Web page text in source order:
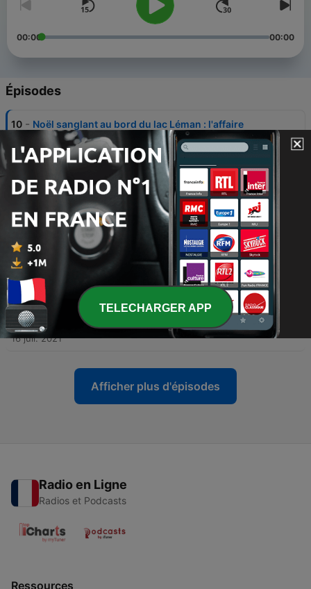
00:00 00:00
Épisodes
10 - Noël sanglant au bord du lac Léman : l'affaire
Légeret
16 juil. 2021
9 - Mystérieuse agression : l'affaire Sylvie Darcy
16 juil. 2021
8 - Teknival mortel en Bretagne : l'affaire Mathilde
Croguennec
16 juil. 2021
- Massacres pour un faux trésor : l'affaire Troadec
16 juil. 2021
6 - Richesse mortelle : l'affaire Jean-Jacques Lepage
16 juil. 2021
Afficher plus d'épisodes
Radio en Ligne
Radios et Podcasts
Ressources
TELECHARGER APP